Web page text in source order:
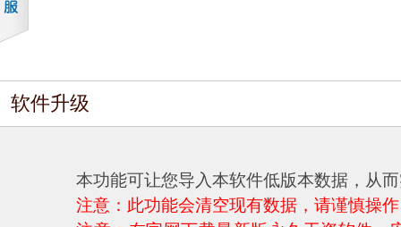
软件升级
本功能可让您导入本软件低版本数据，从
注意：此功能会清空现有数据，请谨慎操